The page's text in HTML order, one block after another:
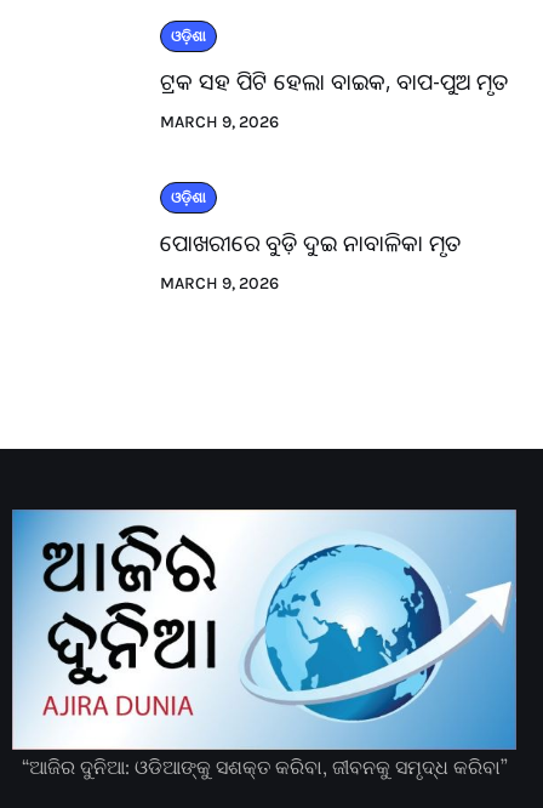
ଓଡ଼ିଶା
ଟ୍ରକ ସହ ପିଟି ହେଲା ବାଇକ, ବାପ-ପୁଅ ମୃତ
MARCH 9, 2026
ଓଡ଼ିଶା
ପୋଖରୀରେ ବୁଡ଼ି ଦୁଇ ନାବାଳିକା ମୃତ
MARCH 9, 2026
“ଆଜିର ଦୁନିଆ: ଓଡିଆଙ୍କୁ ସଶକ୍ତ କରିବା, ଜୀବନକୁ ସମୃଦ୍ଧ କରିବା”